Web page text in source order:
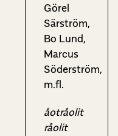
Görel
Särström,
Bo Lund,
Marcus
Söderström,
m.fl.
åotråolit
råolit